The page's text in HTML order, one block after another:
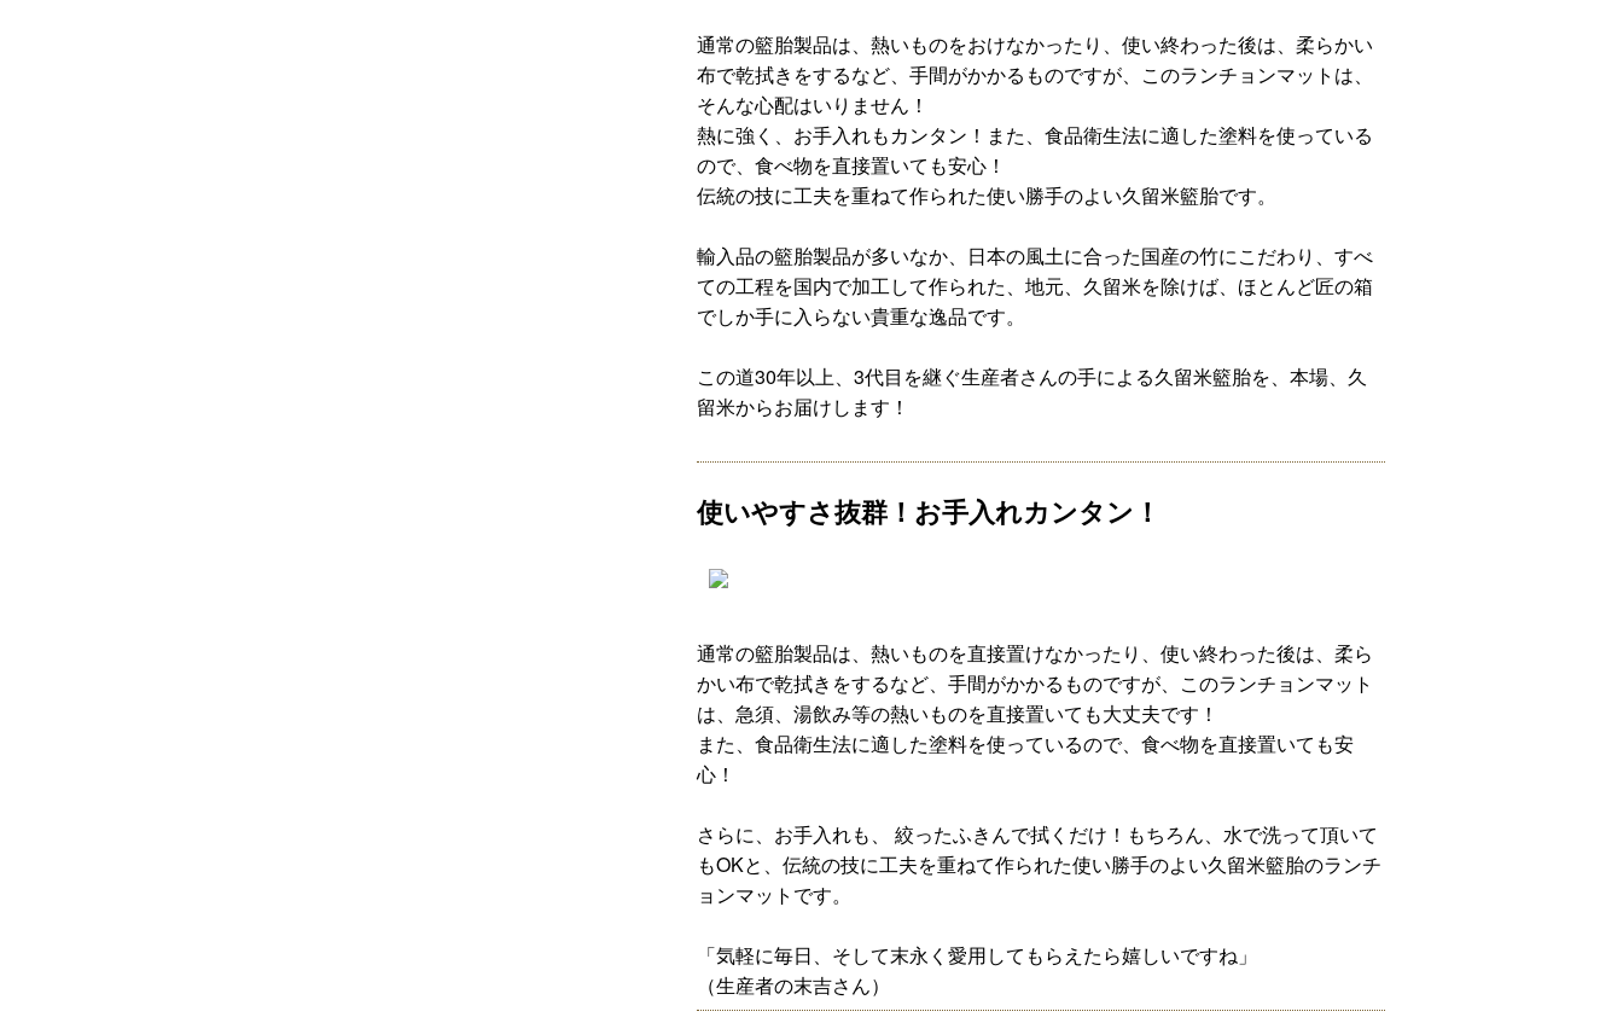
通常の籃胎製品は、熱いものをおけなかったり、使い終わった後は、柔らかい
布で乾拭きをするなど、手間がかかるものですが、このランチョンマットは、
そんな心配はいりません！
熱に強く、お手入れもカンタン！また、食品衛生法に適した塗料を使っている
ので、食べ物を直接置いても安心！
伝統の技に工夫を重ねて作られた使い勝手のよい久留米籃胎です。
輸入品の籃胎製品が多いなか、日本の風土に合った国産の竹にこだわり、すべ
ての工程を国内で加工して作られた、地元、久留米を除けば、ほとんど匠の箱
でしか手に入らない貴重な逸品です。
この道30年以上、3代目を継ぐ生産者さんの手による久留米籃胎を、本場、久
留米からお届けします！
使いやすさ抜群！お手入れカンタン！
通常の籃胎製品は、熱いものを直接置けなかったり、使い終わった後は、柔ら
かい布で乾拭きをするなど、手間がかかるものですが、このランチョンマット
は、急須、湯飲み等の熱いものを直接置いても大丈夫です！
また、食品衛生法に適した塗料を使っているので、食べ物を直接置いても安
心！
さらに、お手入れも、 絞ったふきんで拭くだけ！もちろん、水で洗って頂いて
もOKと、伝統の技に工夫を重ねて作られた使い勝手のよい久留米籃胎のランチ
ョンマットです。
「気軽に毎日、そして末永く愛用してもらえたら嬉しいですね」
（生産者の末吉さん）